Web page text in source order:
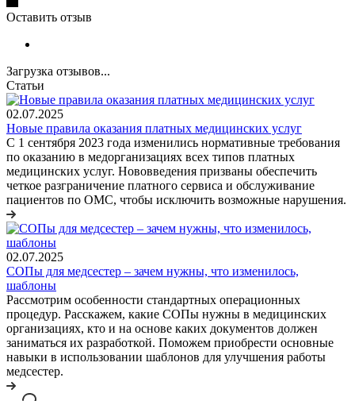
Оставить отзыв
Загрузка отзывов...
Статьи
02.07.2025
Новые правила оказания платных медицинских услуг
С 1 сентября 2023 года изменились нормативные требования
по оказанию в медорганизациях всех типов платных
медицинских услуг. Нововведения призваны обеспечить
четкое разграничение платного сервиса и обслуживание
пациентов по ОМС, чтобы исключить возможные нарушения.
02.07.2025
СОПы для медсестер – зачем нужны, что изменилось,
шаблоны
Рассмотрим особенности стандартных операционных
процедур. Расскажем, какие СОПы нужны в медицинских
организациях, кто и на основе каких документов должен
заниматься их разработкой. Поможем приобрести основные
навыки в использовании шаблонов для улучшения работы
медсестер.